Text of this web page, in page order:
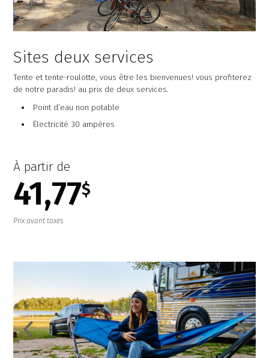
Sites deux services
Tente et tente-roulotte, vous être les bienvenues! vous profiterez
de notre paradis! au prix de deux services.
Point d’eau non potable
Électricité 30 ampères
À partir de
41,77$
Prix avant taxes